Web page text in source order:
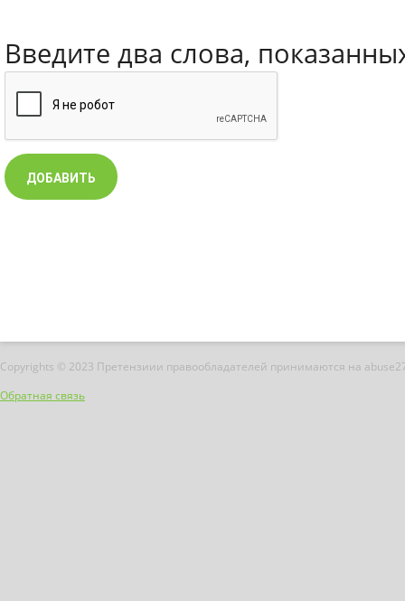
Введите два слова,
Copyrights © 2023 Претензиии правообладателей принимаются на
Обратная связь